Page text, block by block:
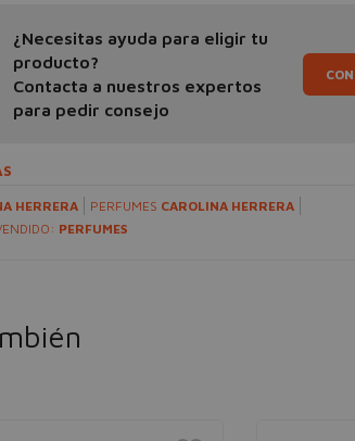
¿Necesitas ayuda para eligir tu
producto?
Contacta a nuestros expertos
para pedir consejo
HERRERA PERFUMES CAROLINA HERRERA
PERFUMES